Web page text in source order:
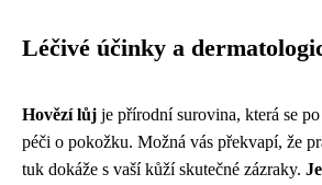
Léčivé účinky a
Hovězí lůj je přírodní surovina, která se
péči o pokožku. Možná vás překvapí, že
tuk dokáže s vaší kůží skutečné zázraky.